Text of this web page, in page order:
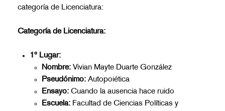
categoría de Licenciatura:
Categoría de Licenciatura:
1º Lugar:
Nombre: Vivian Mayte Duarte González
Pseudónimo: Autopoiética
Ensayo: Cuando la ausencia hace ruido
Escuela: Facultad de Ciencias Políticas y